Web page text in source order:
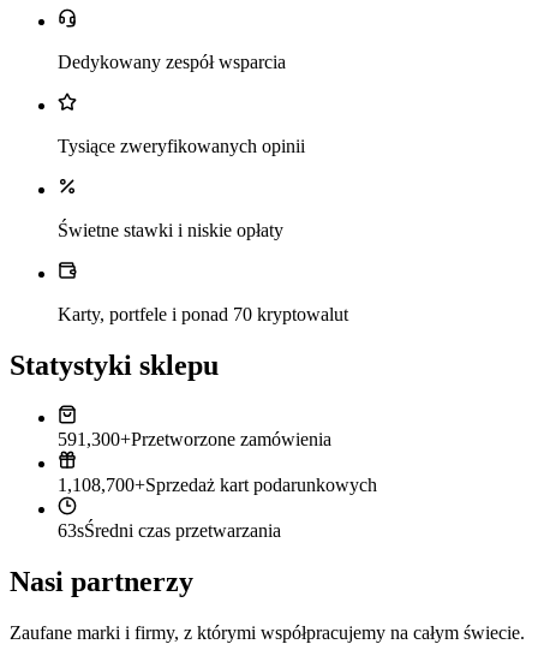
Dedykowany zespół wsparcia
Tysiące zweryfikowanych opinii
Świetne stawki i niskie opłaty
Karty, portfele i ponad 70 kryptowalut
Statystyki sklepu
591,300+Przetworzone zamówienia
1,108,700+Sprzedaż kart podarunkowych
63sŚredni czas przetwarzania
Nasi partnerzy
Zaufane marki i firmy, z którymi współpracujemy na całym świecie.